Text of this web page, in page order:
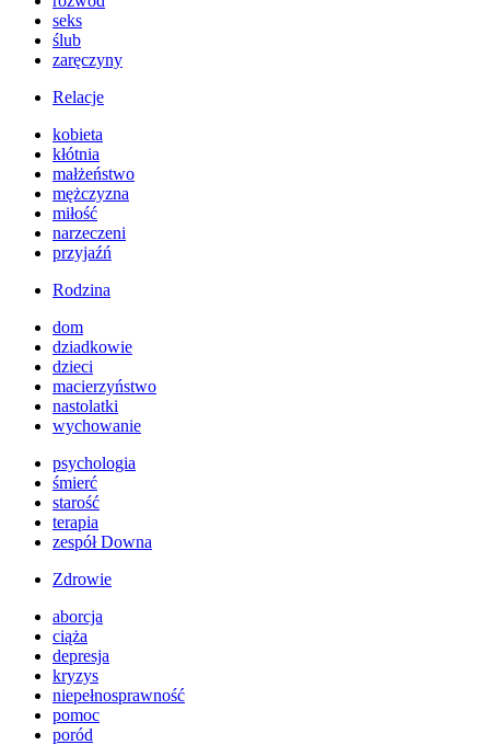
seks
ślub
zaręczyny
Relacje
kobieta
kłótnia
małżeństwo
mężczyzna
miłość
narzeczeni
przyjaźń
Rodzina
dom
dziadkowie
dzieci
macierzyństwo
nastolatki
wychowanie
psychologia
śmierć
starość
terapia
zespół Downa
Zdrowie
aborcja
ciąża
depresja
kryzys
niepełnosprawność
pomoc
poród